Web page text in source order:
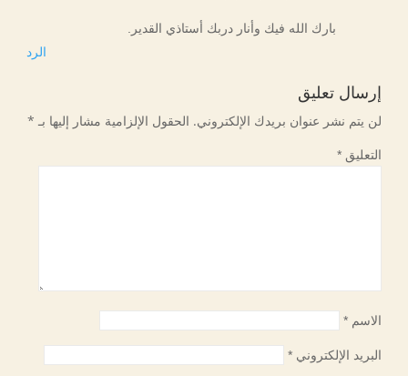
بارك الله فيك وأنار دربك أستاذي القدير.
الرد
إرسال تعليق
لن يتم نشر عنوان بريدك الإلكتروني. الحقول الإلزامية مشار إليها بـ *
التعليق*
الاسم*
البريد الإلكتروني*